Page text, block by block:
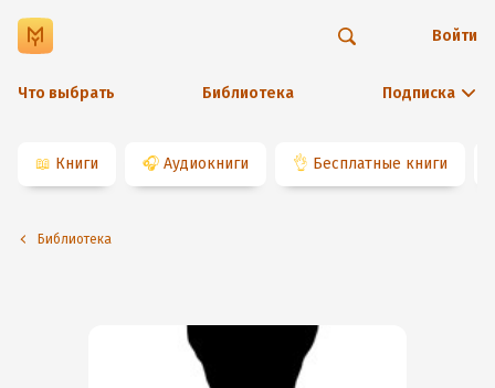
Что выбрать Библиотека Подписка
Войти
📖 Книги 🎧 Аудиокниги 👌 Бесплатные книги
Библиотека